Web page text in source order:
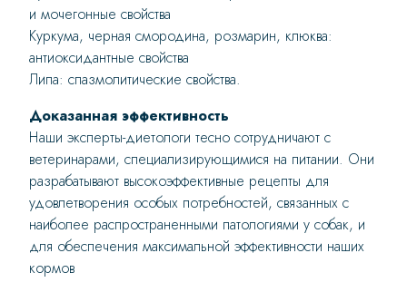
и мочегонные свойства
Куркума, черная смородина, розмарин, клюква:
антиоксидантные свойства
Липа: спазмолитические свойства.
Доказанная эффективность
Наши эксперты-диетологи тесно сотрудничают с
ветеринарами, специализирующимися на питании. Они
разрабатывают высокоэффективные рецепты для
удовлетворения особых потребностей, связанных с
наиболее распространенными патологиями у собак, и
для обеспечения максимальной эффективности наших
кормов